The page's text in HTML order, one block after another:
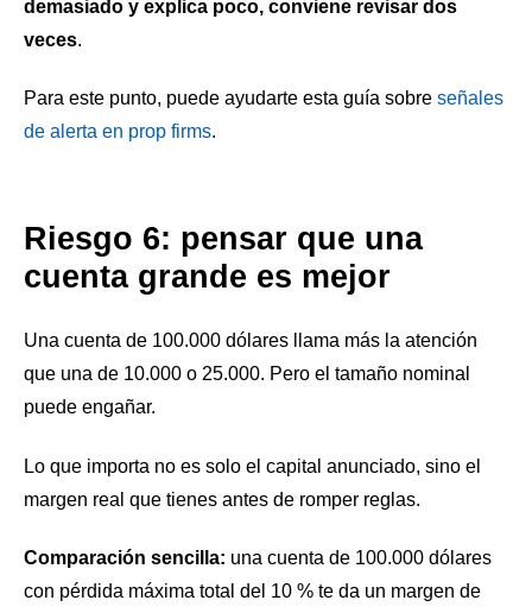
demasiado y explica poco, conviene revisar dos
veces.
Para este punto, puede ayudarte esta guía sobre señales
de alerta en prop firms.
Riesgo 6: pensar que una
cuenta grande es mejor
Una cuenta de 100.000 dólares llama más la atención
que una de 10.000 o 25.000. Pero el tamaño nominal
puede engañar.
Lo que importa no es solo el capital anunciado, sino el
margen real que tienes antes de romper reglas.
Comparación sencilla: una cuenta de 100.000 dólares
con pérdida máxima total del 10 % te da un margen de